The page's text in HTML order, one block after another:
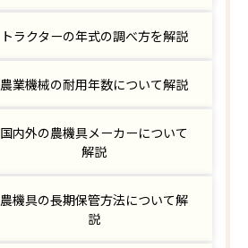
トラクターの年式の調べ方を解説
農業機械の耐用年数について解説
国内外の農機具メーカーについて
解説
農機具の長期保管方法について解
説